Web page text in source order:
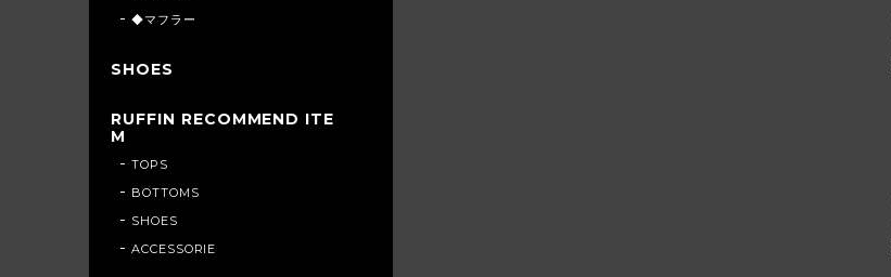
◆マフラー
SHOES
RUFFIN RECOMMEND ITE
M
TOPS
BOTTOMS
SHOES
ACCESSORIE